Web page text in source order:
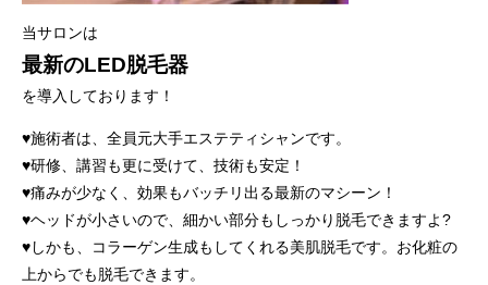
当サロンは
最新のLED脱毛器
を導入しております！
♥️施術者は、全員元大手エステティシャンです。
♥️研修、講習も更に受けて、技術も安定！
♥️痛みが少なく、効果もバッチリ出る最新のマシーン！
♥️ヘッドが小さいので、細かい部分もしっかり脱毛できますよ?
♥️しかも、コラーゲン生成もしてくれる美肌脱毛です。お化粧の
上からでも脱毛できます。